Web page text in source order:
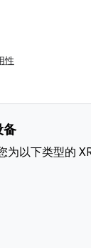
性
备
为以下类型的